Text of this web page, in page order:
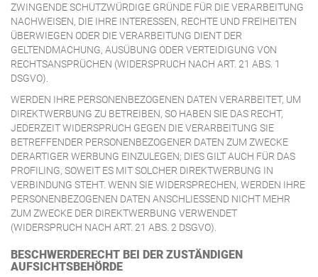
ZWINGENDE SCHUTZWÜRDIGE GRÜNDE FÜR DIE VERARBEITUNG
NACHWEISEN, DIE IHRE INTERESSEN, RECHTE UND FREIHEITEN
ÜBERWIEGEN ODER DIE VERARBEITUNG DIENT DER
GELTENDMACHUNG, AUSÜBUNG ODER VERTEIDIGUNG VON
RECHTSANSPRÜCHEN (WIDERSPRUCH NACH ART. 21 ABS. 1
DSGVO).
WERDEN IHRE PERSONENBEZOGENEN DATEN VERARBEITET, UM
DIREKTWERBUNG ZU BETREIBEN, SO HABEN SIE DAS RECHT,
JEDERZEIT WIDERSPRUCH GEGEN DIE VERARBEITUNG SIE
BETREFFENDER PERSONENBEZOGENER DATEN ZUM ZWECKE
DERARTIGER WERBUNG EINZULEGEN; DIES GILT AUCH FÜR DAS
PROFILING, SOWEIT ES MIT SOLCHER DIREKTWERBUNG IN
VERBINDUNG STEHT. WENN SIE WIDERSPRECHEN, WERDEN IHRE
PERSONENBEZOGENEN DATEN ANSCHLIESSEND NICHT MEHR
ZUM ZWECKE DER DIREKTWERBUNG VERWENDET
(WIDERSPRUCH NACH ART. 21 ABS. 2 DSGVO).
BESCHWERDE­RECHT BEI DER ZUSTÄNDIGEN
AUFSICHTS­BEHÖRDE